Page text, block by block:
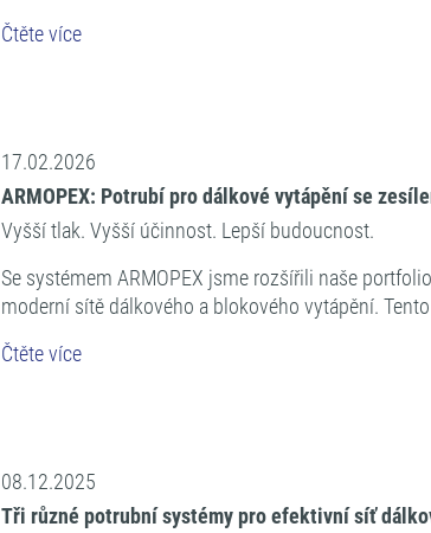
Čtěte více
17.02.2026
ARMOPEX: Potrubí pro dálkové vytápění se
Vyšší tlak. Vyšší účinnost. Lepší budoucnost.
Se systémem ARMOPEX jsme rozšířili naše
moderní sítě dálkového a blokového vytápění.
Čtěte více
08.12.2025
Tři různé potrubní systémy pro efektivní síť